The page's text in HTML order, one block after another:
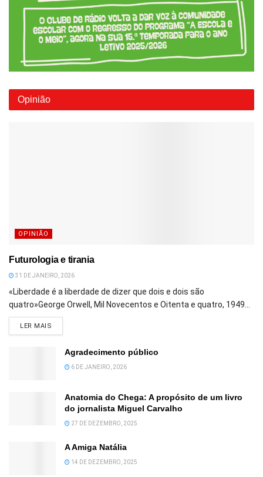
Opinião
OPINIÃO
Futurologia e tirania
31 DE JANEIRO, 2026
«Liberdade é a liberdade de dizer que dois e dois são
quatro»George Orwell, Mil Novecentos e Oitenta e quatro, 1949...
LER MAIS
Agradecimento público
6 DE JANEIRO, 2026
Anatomia do Chega: A propósito de um livro
do jornalista Miguel Carvalho
27 DE DEZEMBRO, 2025
A Amiga Natália
14 DE DEZEMBRO, 2025